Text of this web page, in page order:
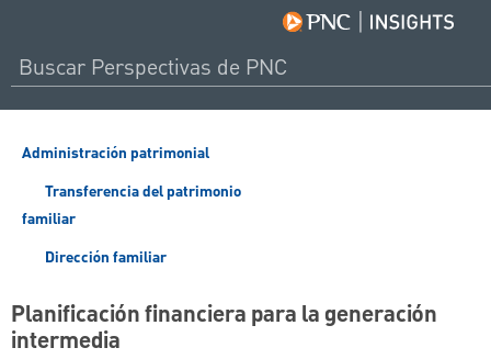
Administración patrimonial
Transferencia del patrimonio
familiar
Dirección familiar
Planificación financiera para la generación
intermedia